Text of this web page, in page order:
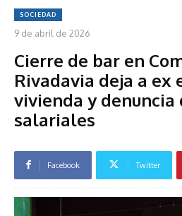
SOCIEDAD
9 de abril de 2026
Cierre de bar en
Rivadavia deja a ex
vivienda y denuncia
salariales
Facebook Twitter